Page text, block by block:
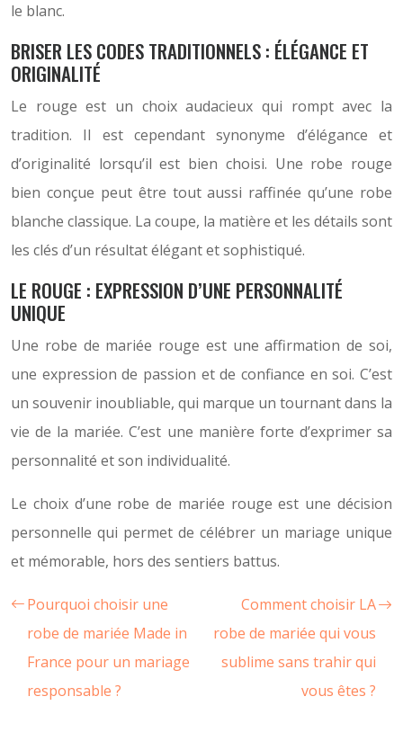
le blanc.
BRISER LES CODES TRADITIONNELS : ÉLÉGANCE ET
ORIGINALITÉ
Le rouge est un choix audacieux qui rompt avec la
tradition. Il est cependant synonyme d’élégance et
d’originalité lorsqu’il est bien choisi. Une robe rouge
bien conçue peut être tout aussi raffinée qu’une robe
blanche classique. La coupe, la matière et les détails sont
les clés d’un résultat élégant et sophistiqué.
LE ROUGE : EXPRESSION D’UNE PERSONNALITÉ
UNIQUE
Une robe de mariée rouge est une affirmation de soi,
une expression de passion et de confiance en soi. C’est
un souvenir inoubliable, qui marque un tournant dans la
vie de la mariée. C’est une manière forte d’exprimer sa
personnalité et son individualité.
Le choix d’une robe de mariée rouge est une décision
personnelle qui permet de célébrer un mariage unique
et mémorable, hors des sentiers battus.
Pourquoi choisir une
robe de mariée Made in
France pour un mariage
responsable ?
Comment choisir LA
robe de mariée qui vous
sublime sans trahir qui
vous êtes ?